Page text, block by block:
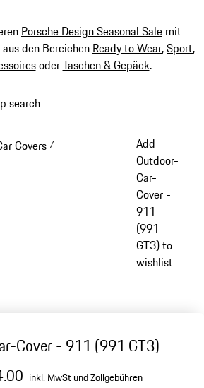
Porsche Design Seasonal Sale mit
den Bereichen Ready to Wear,Sport,
oderTaschen & Gepäck.
search
Covers /
Add
Outdoor-
Car-
Cover -
911
(991
GT3) to
wishlist
Cover - 911 (991 GT3)
inkl. MwSt und Zollgebühren